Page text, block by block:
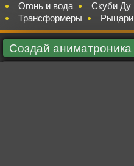
Огонь и вода
Скуби Ду
Трансформеры
Рыцари
Создай аниматроника